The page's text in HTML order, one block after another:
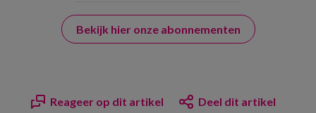
Bekijk hier onze abonnementen
Reageer op dit artikel Deel dit artikel